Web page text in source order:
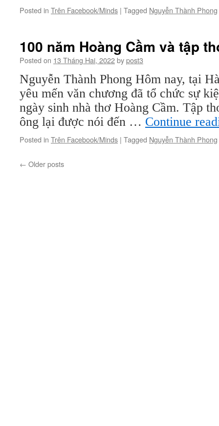
Posted in Trên Facebook/Minds | Tagged Nguyễn Thành Phong
100 năm Hoàng Cầm và tập
Posted on 13 Tháng Hai, 2022bypost3
Nguyễn Thành Phong Hôm nay, tại
yêu mến văn chương đã tổ chức sự
ngày sinh nhà thơ Hoàng Cầm. Tập
ông lại được nói đến … Continue
Posted in Trên Facebook/Minds | Tagged Nguyễn Thành Phong
← Older posts